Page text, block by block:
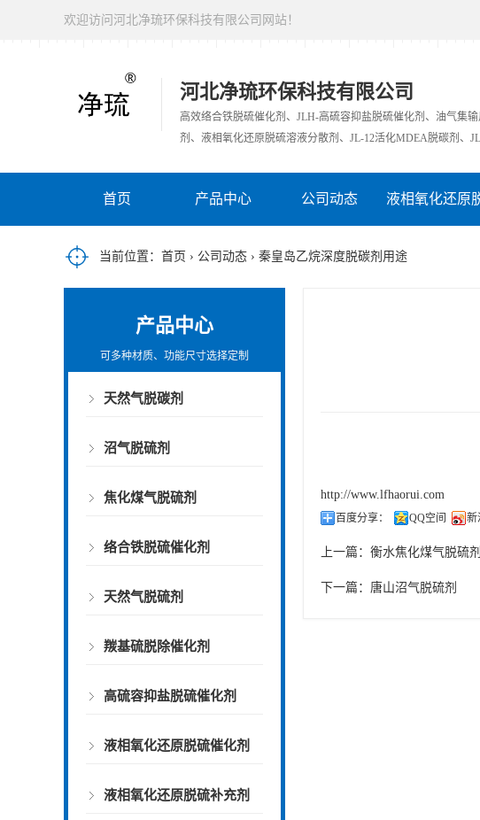
欢迎访问河北净琉环保科技有限公司网站！
河北净琉环保科技有限公司
高效络合铁脱硫催化剂、JLH-高硫容抑盐脱硫催化剂、油气集
剂、液相氧化还原脱硫溶液分散剂、JL-12活化MDEA脱碳剂、
首页 产品中心 公司动态 液相氧化还原
当前位置： 首页 › 公司动态 › 秦皇岛乙烷深度脱碳剂用途
产品中心
可多种材质、功能尺寸选择定制
天然气脱碳剂
沼气脱硫剂
焦化煤气脱硫剂
络合铁脱硫催化剂
天然气脱硫剂
羰基硫脱除催化剂
高硫容抑盐脱硫催化剂
液相氧化还原脱硫催化剂
液相氧化还原脱硫补充剂
http://www.lfhaorui.com
百度分享： QQ空间 新
上一篇： 衡水焦化煤气脱硫
下一篇： 唐山沼气脱硫剂